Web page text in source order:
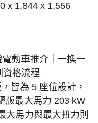
x 1,844 x 1,556
皆為 5 座位設計，
版最大馬力 203 kW
大馬力與最大扭力則